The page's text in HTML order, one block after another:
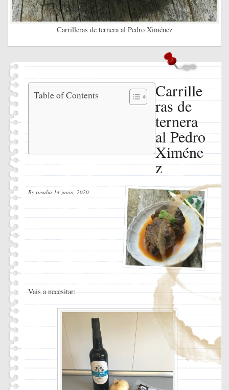
Carrilleras de ternera al Pedro Ximénez
Table of Contents
Carrilleras
de ternera
al Pedro
Ximénez
Ingredientes
Instrucciones
Carrille
ras de
ternera
al Pedro
Ximéne
z
Byrosalia 14 junio, 2020
Vais a necesitar: